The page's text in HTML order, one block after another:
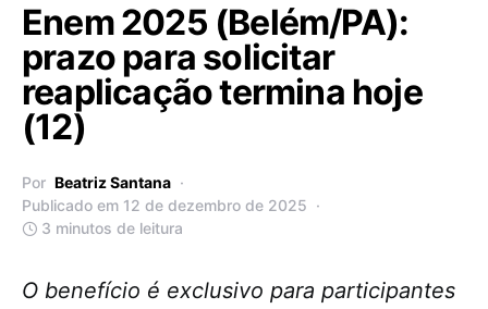
Enem 2025 (Belém/PA):
prazo para solicitar
reaplicação termina hoje
(12)
Por Beatriz Santana
Publicado em 12 de dezembro de 2025
3 minutos de leitura
O benefício é exclusivo para participantes